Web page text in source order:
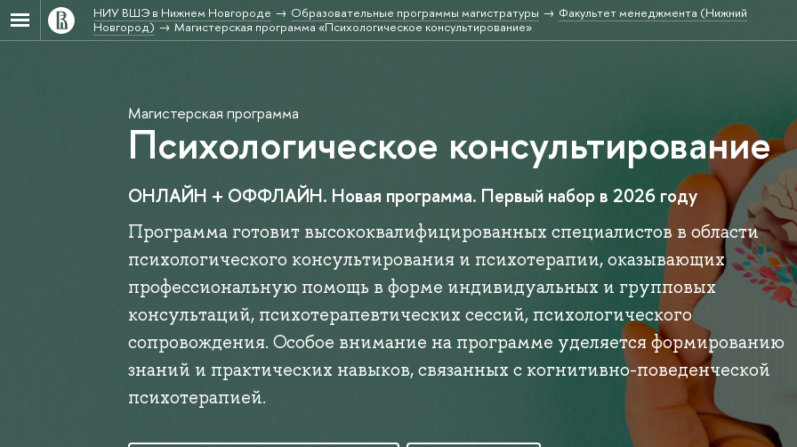
НИУ ВШЭ в Нижнем Новгороде Образовательные программы магистратуры
Факультет менеджмента (Нижний
Новгород)
Магистерская программа «Психологическое консультирование»
Магистерская программа
Психологическое консультирование
ОНЛАЙН + ОФФЛАЙН. Новая программа. Первый набор в 2026 году
Программа готовит высококвалифицированных специалистов в области
психологического консультирования и психотерапии, оказывающих
профессиональную помощь в форме индивидуальных и групповых
консультаций, психотерапевтических сессий, психологического
сопровождения. Особое внимание на программе уделяется формированию
знаний и практических навыков, связанных с когнитивно-поведенческой
психотерапией.